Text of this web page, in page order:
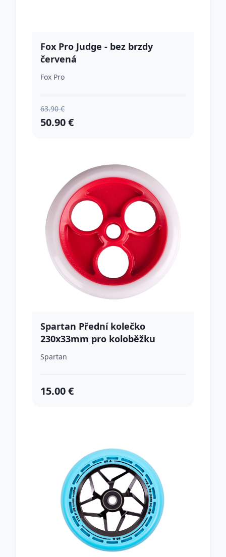
Fox Pro Judge - bez brzdy
červená
Fox Pro
63.90 €
50.90 €
Spartan Přední kolečko
230x33mm pro koloběžku
Jumbo 2 bielo-červená
Spartan
15.00 €